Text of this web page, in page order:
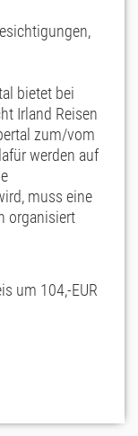
bietet bei
Irland Reisen
zum/vom
werden auf
muss eine
organisiert
um 104,-EUR